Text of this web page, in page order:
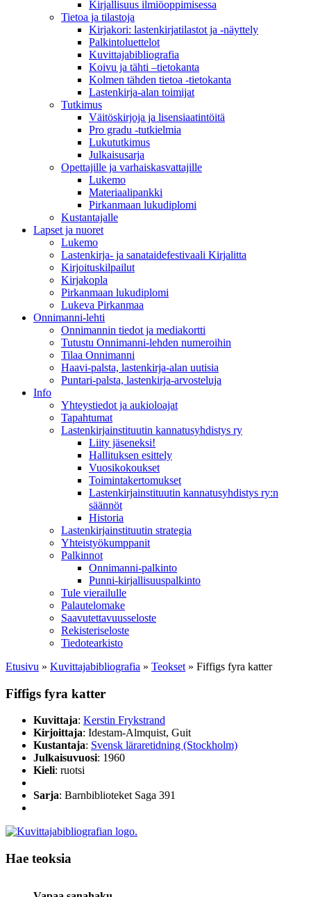
Kirjallisuus ilmiöoppimisessa
Tietoa ja tilastoja
Kirjakori: lastenkirjatilastot ja -näyttely
Palkintoluettelot
Kuvittaja­bibliografia
Koivu ja tähti –tietokanta
Kolmen tähden tietoa -tietokanta
Lastenkirja-alan toimijat
Tutkimus
Väitöskirjoja ja lisensiaatintöitä
Pro gradu -tutkielmia
Lukututkimus
Julkaisusarja
Opettajille ja varhaiskasvattajille
Lukemo
Materiaalipankki
Pirkanmaan lukudiplomi
Kustantajalle
Lapset ja nuoret
Lukemo
Lastenkirja- ja sanataidefestivaali Kirjalitta
Kirjoituskilpailut
Kirjakopla
Pirkanmaan lukudiplomi
Lukeva Pirkanmaa
Onnimanni-lehti
Onnimannin tiedot ja mediakortti
Tutustu Onnimanni-lehden numeroihin
Tilaa Onnimanni
Haavi-palsta, lastenkirja-alan uutisia
Puntari-palsta, lastenkirja-arvosteluja
Info
Yhteystiedot ja aukioloajat
Tapahtumat
Lastenkirjainstituutin kannatusyhdistys ry
Liity jäseneksi!
Hallituksen esittely
Vuosikokoukset
Toimintakertomukset
Lastenkirjainstituutin kannatusyhdistys ry:n
säännöt
Historia
Lastenkirjainstituutin strategia
Yhteistyökumppanit
Palkinnot
Onnimanni-palkinto
Punni-kirjallisuuspalkinto
Tule vierailulle
Palautelomake
Saavutettavuusseloste
Rekisteriseloste
Tiedotearkisto
Etusivu » Kuvittaja­bibliografia » Teokset » Fiffigs fyra katter
Fiffigs fyra katter
Kuvittaja: Kerstin Frykstrand
Kirjoittaja: Idestam-Almquist, Guit
Kustantaja: Svensk läraretidning (Stockholm)
Julkaisuvuosi: 1960
Kieli: ruotsi
Sarja: Barnbiblioteket Saga 391
Hae teoksia